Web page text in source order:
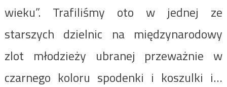
wieku”. Trafiliśmy oto w jednej ze
starszych dzielnic na międzynarodowy
zlot młodzieży ubranej przeważnie w
czarnego koloru spodenki i koszulki i…